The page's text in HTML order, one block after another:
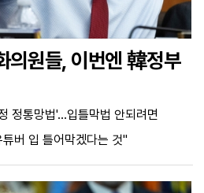
의원들, 이번엔 韓정부
정통망법'…입틀막법 안되려면
버 입 틀어막겠다는 것"